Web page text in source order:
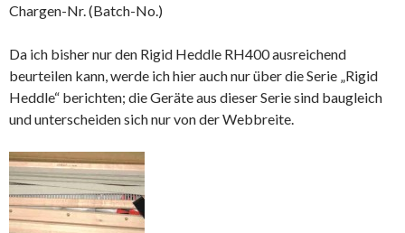
Chargen-Nr. (Batch-No.)
Da ich bisher nur den Rigid Heddle RH400 ausreichend
beurteilen kann, werde ich hier auch nur über die Serie „Rigid
Heddle“ berichten; die Geräte aus dieser Serie sind baugleich
und unterscheiden sich nur von der Webbreite.